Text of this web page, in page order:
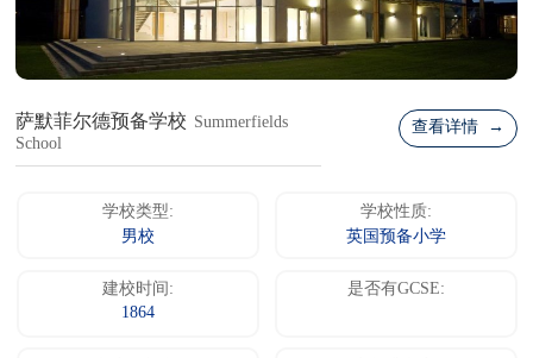
萨默菲尔德预备学校 Summerfields
School
查看详情 →
学校类型:
男校
学校性质:
英国预备小学
建校时间:
1864
是否有GCSE: